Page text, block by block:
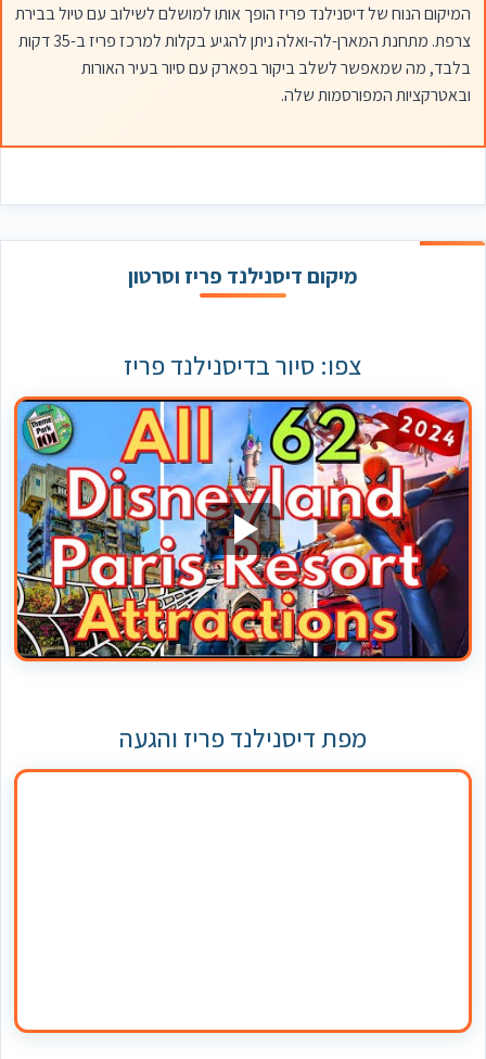
המיקום הנוח של דיסנילנד פריז הופך אותו למושלם לשילוב עם טיול בבירת
צרפת. מתחנת המארן-לה-ואלה ניתן להגיע בקלות למרכז פריז ב-35 דקות
בלבד, מה שמאפשר לשלב ביקור בפארק עם סיור בעיר האורות
ובאטרקציות המפורסמות שלה.
מיקום דיסנילנד פריז וסרטון
צפו: סיור בדיסנילנד פריז
מפת דיסנילנד פריז והגעה